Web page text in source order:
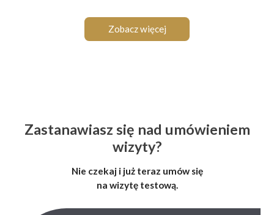
Zobacz więcej
Zastanawiasz się nad umówieniem
wizyty?
Nie czekaj i już teraz umów się
na wizytę testową.